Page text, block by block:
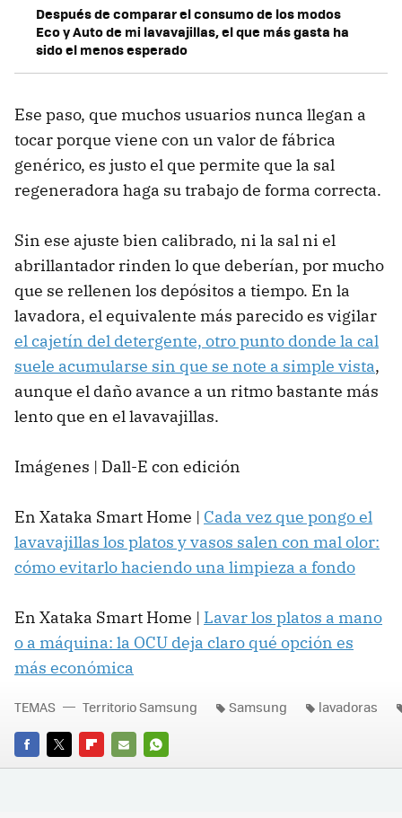
Después de comparar el consumo de los modos
Eco y Auto de mi lavavajillas, el que más gasta ha
sido el menos esperado
Ese paso, que muchos usuarios nunca llegan a
tocar porque viene con un valor de fábrica
genérico, es justo el que permite que la sal
regeneradora haga su trabajo de forma correcta.
Sin ese ajuste bien calibrado, ni la sal ni el
abrillantador rinden lo que deberían, por mucho
que se rellenen los depósitos a tiempo. En la
lavadora, el equivalente más parecido es vigilar
el cajetín del detergente, otro punto donde la cal
suele acumularse sin que se note a simple vista,
aunque el daño avance a un ritmo bastante más
lento que en el lavavajillas.
Imágenes | Dall-E con edición
En Xataka Smart Home | Cada vez que pongo el
lavavajillas los platos y vasos salen con mal olor:
cómo evitarlo haciendo una limpieza a fondo
En Xataka Smart Home | Lavar los platos a mano
o a máquina: la OCU deja claro qué opción es
más económica
FACEBOOK
TWITTERFLIPBOARD
E-
WHATSAPP
TEMAS Territorio Samsung Samsung lavadoras